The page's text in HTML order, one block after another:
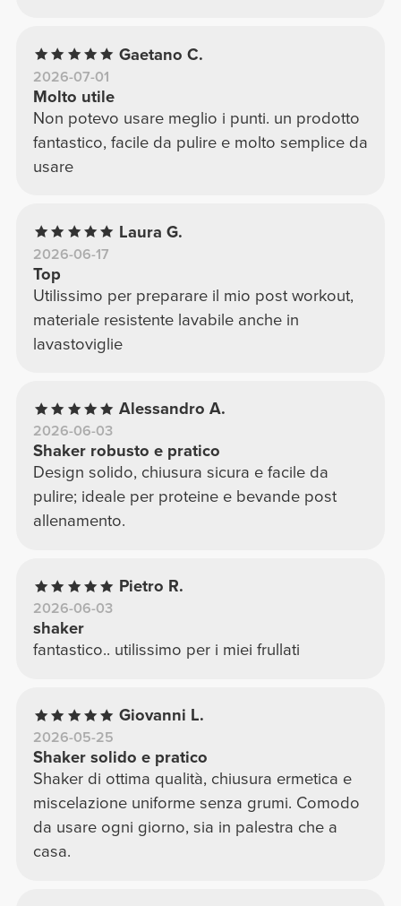
Gaetano C.
2026-07-01
Molto utile
Non potevo usare meglio i punti. un prodotto
fantastico, facile da pulire e molto semplice da
usare
Laura G.
2026-06-17
Top
Utilissimo per preparare il mio post workout,
materiale resistente lavabile anche in
lavastoviglie
Alessandro A.
2026-06-03
Shaker robusto e pratico
Design solido, chiusura sicura e facile da
pulire; ideale per proteine e bevande post
allenamento.
Pietro R.
2026-06-03
shaker
fantastico.. utilissimo per i miei frullati
Giovanni L.
2026-05-25
Shaker solido e pratico
Shaker di ottima qualità, chiusura ermetica e
miscelazione uniforme senza grumi. Comodo
da usare ogni giorno, sia in palestra che a
casa.